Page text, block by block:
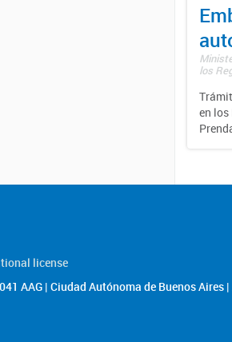
los
en los
license
AAG | Ciudad Autónoma de Buenos Aires